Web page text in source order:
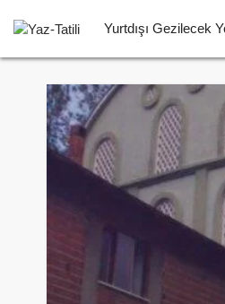
Yurtdışı Gezilecek